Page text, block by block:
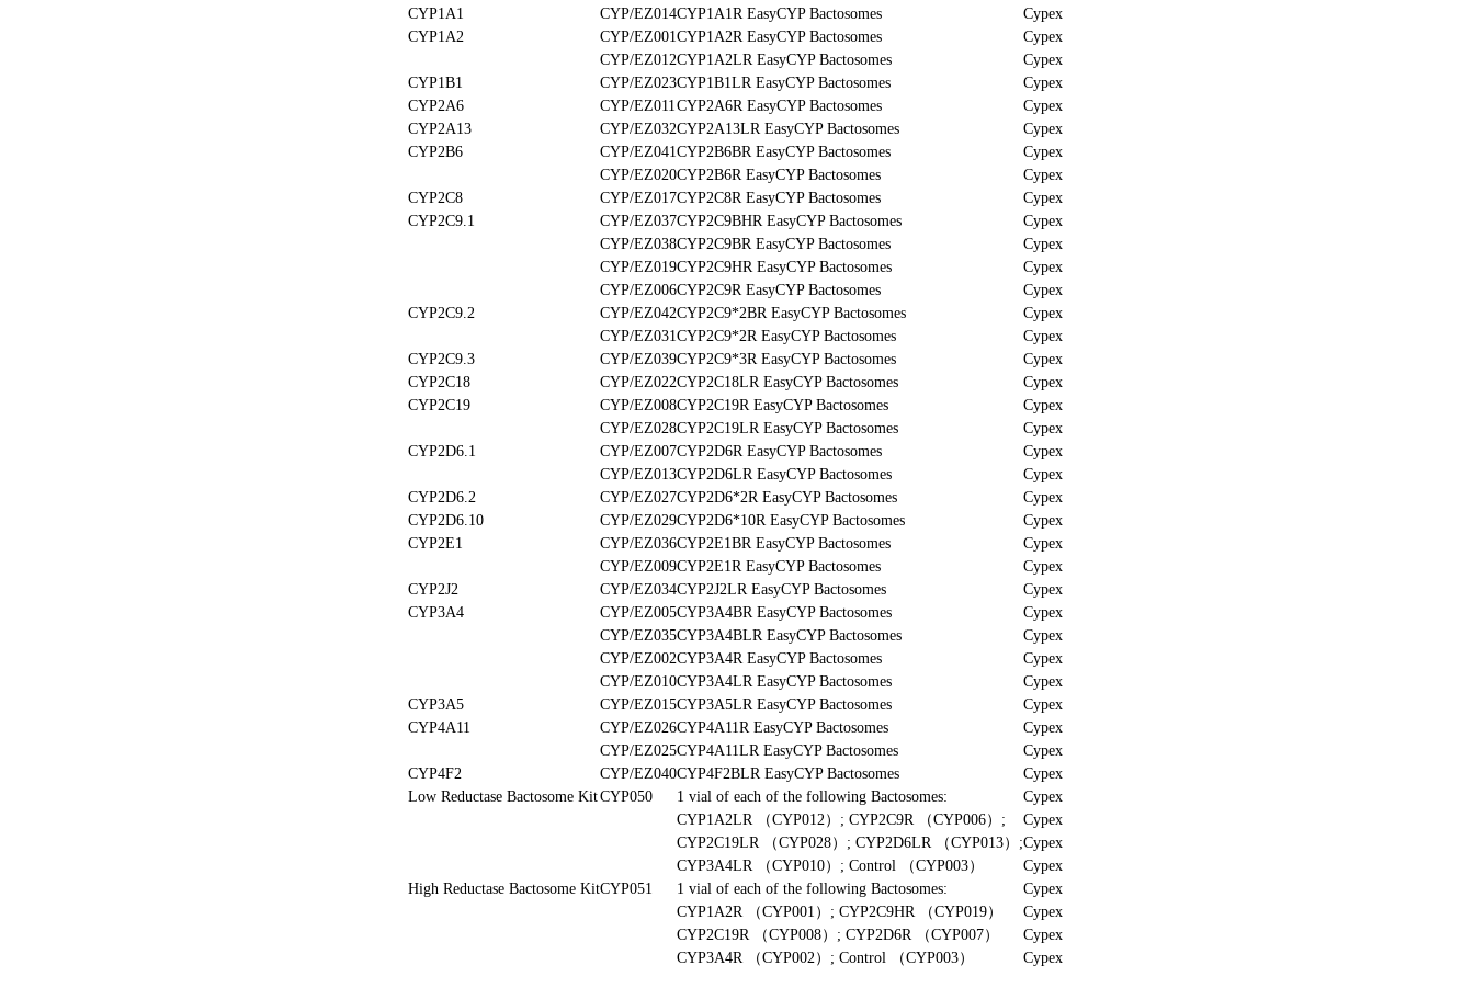
CYP1A1
CYP/EZ014CYP1A1R EasyCYP Bactosomes
Cypex
CYP1A2
CYP/EZ001CYP1A2R EasyCYP Bactosomes
Cypex
CYP/EZ012CYP1A2LR EasyCYP Bactosomes
Cypex
CYP1B1
CYP/EZ023CYP1B1LR EasyCYP Bactosomes
Cypex
CYP2A6
CYP/EZ011CYP2A6R EasyCYP Bactosomes
Cypex
CYP2A13
CYP/EZ032CYP2A13LR EasyCYP Bactosomes
Cypex
CYP2B6
CYP/EZ041CYP2B6BR EasyCYP Bactosomes
Cypex
CYP/EZ020CYP2B6R EasyCYP Bactosomes
Cypex
CYP2C8
CYP/EZ017CYP2C8R EasyCYP Bactosomes
Cypex
CYP2C9.1
CYP/EZ037CYP2C9BHR EasyCYP Bactosomes
Cypex
CYP/EZ038CYP2C9BR EasyCYP Bactosomes
Cypex
CYP/EZ019CYP2C9HR EasyCYP Bactosomes
Cypex
CYP/EZ006CYP2C9R EasyCYP Bactosomes
Cypex
CYP2C9.2
CYP/EZ042CYP2C9*2BR EasyCYP Bactosomes
Cypex
CYP/EZ031CYP2C9*2R EasyCYP Bactosomes
Cypex
CYP2C9.3
CYP/EZ039CYP2C9*3R EasyCYP Bactosomes
Cypex
CYP2C18
CYP/EZ022CYP2C18LR EasyCYP Bactosomes
Cypex
CYP2C19
CYP/EZ008CYP2C19R EasyCYP Bactosomes
Cypex
CYP/EZ028CYP2C19LR EasyCYP Bactosomes
Cypex
CYP2D6.1
CYP/EZ007CYP2D6R EasyCYP Bactosomes
Cypex
CYP/EZ013CYP2D6LR EasyCYP Bactosomes
Cypex
CYP2D6.2
CYP/EZ027CYP2D6*2R EasyCYP Bactosomes
Cypex
CYP2D6.10
CYP/EZ029CYP2D6*10R EasyCYP Bactosomes
Cypex
CYP2E1
CYP/EZ036CYP2E1BR EasyCYP Bactosomes
Cypex
CYP/EZ009CYP2E1R EasyCYP Bactosomes
Cypex
CYP2J2
CYP/EZ034CYP2J2LR EasyCYP Bactosomes
Cypex
CYP3A4
CYP/EZ005CYP3A4BR EasyCYP Bactosomes
Cypex
CYP/EZ035CYP3A4BLR EasyCYP Bactosomes
Cypex
CYP/EZ002CYP3A4R EasyCYP Bactosomes
Cypex
CYP/EZ010CYP3A4LR EasyCYP Bactosomes
Cypex
CYP3A5
CYP/EZ015CYP3A5LR EasyCYP Bactosomes
Cypex
CYP4A11
CYP/EZ026CYP4A11R EasyCYP Bactosomes
Cypex
CYP/EZ025CYP4A11LR EasyCYP Bactosomes
Cypex
CYP4F2
CYP/EZ040CYP4F2BLR EasyCYP Bactosomes
Cypex
Low Reductase Bactosome KitCYP050 1 vial of each of the following Bactosomes:
Cypex
CYP1A2LR （CYP012）; CYP2C9R （CYP006）;
Cypex
CYP2C19LR （CYP028）; CYP2D6LR （CYP013）;Cypex
CYP3A4LR （CYP010）; Control （CYP003）
Cypex
High Reductase Bactosome KitCYP051 1 vial of each of the following Bactosomes:
Cypex
CYP1A2R （CYP001）; CYP2C9HR （CYP019）
Cypex
CYP2C19R （CYP008）; CYP2D6R （CYP007）
Cypex
CYP3A4R （CYP002）; Control （CYP003）
Cypex